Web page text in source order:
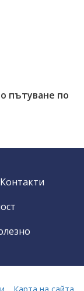
пътуване по
Контакти